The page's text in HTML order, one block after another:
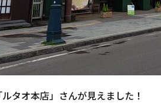
タオ本店」さんが見えました！